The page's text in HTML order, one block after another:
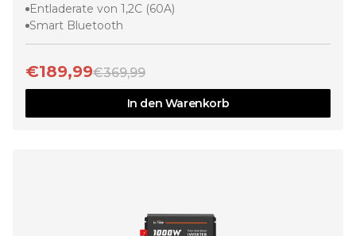
Entladerate von 1,2C (60A)
Smart Bluetooth
€189,99€369,99
In den Warenkorb